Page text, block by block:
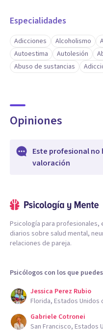
Especialidades
Adicciones Alcoholismo
Autoestima
Autolesión
Abuso de sustancias
Opiniones
Este profesional
valoración
Psicología para profesionales,
diarios sobre salud mental,
relaciones de pareja.
Psicólogos con los que
Jessica Perez Rubio
Florida, Estados Unidos
Gabriele Cotronei
San Francisco, Estados